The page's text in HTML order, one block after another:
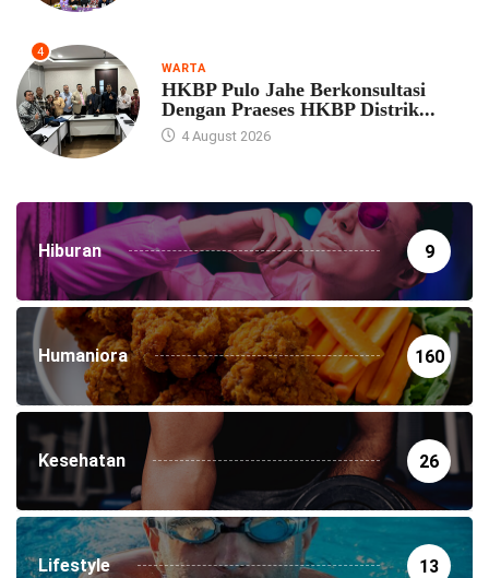
4
WARTA
HKBP Pulo Jahe Berkonsultasi
Dengan Praeses HKBP Distrik...
4 August 2026
Hiburan 9
Humaniora 160
Kesehatan 26
Lifestyle 13